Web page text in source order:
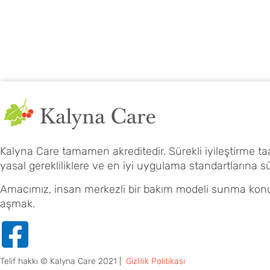
Kalyna Care tamamen akreditedir. Sürekli iyileştirme
yasal gerekliliklere ve en iyi uygulama standartlarına
Amacımız, insan merkezli bir bakım modeli sunma
aşmak.
Telif hakkı © Kalyna Care 2021 | Gizlilik Politikası